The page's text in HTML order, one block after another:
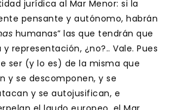
jurídica al Mar Menor: si la
pensante y autónomo, habrán
humanas” las que tendrán que
representación, ¿no?.. Vale. Pues
ser (y lo es) de la misma que
y se descomponen, y se
y se autojusifican, e